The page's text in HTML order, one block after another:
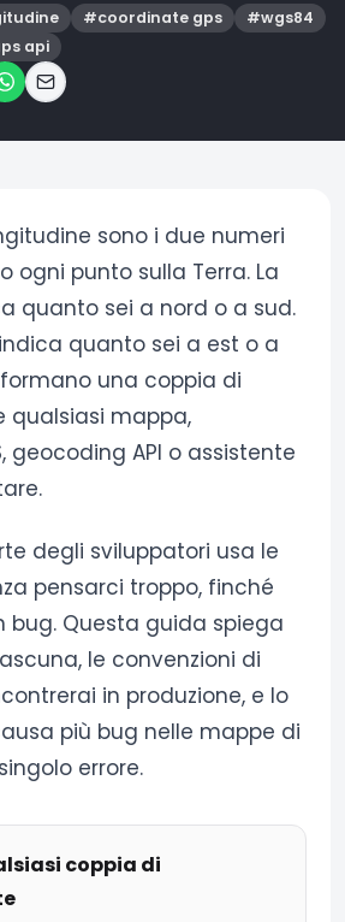
#coordinate gps #wgs84
api
sono i due numeri
ogni punto sulla Terra. La
quanto sei a nord o a sud.
quanto sei a est o a
una coppia di
qualsiasi mappa,
geocoding API o assistente
degli sviluppatori usa le
pensarci troppo, finché
bug. Questa guida spiega
le convenzioni di
in produzione, e lo
più bug nelle mappe di
errore.
coppia di